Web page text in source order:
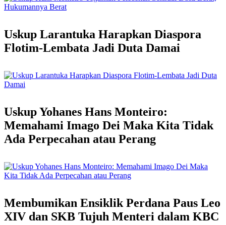
Uskup Larantuka Harapkan Diaspora
Flotim-Lembata Jadi Duta Damai
Uskup Yohanes Hans Monteiro:
Memahami Imago Dei Maka Kita Tidak
Ada Perpecahan atau Perang
Membumikan Ensiklik Perdana Paus Leo
XIV dan SKB Tujuh Menteri dalam KBC